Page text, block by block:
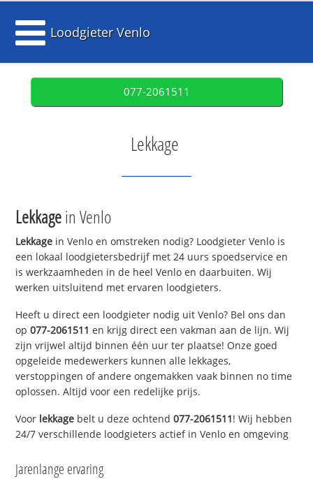
Loodgieter Venlo
077-2061511
Lekkage
Lekkagein Venlo
Lekkage in Venlo en omstreken nodig? Loodgieter Venlo is
een lokaal loodgietersbedrijf met 24 uurs spoedservice en
is werkzaamheden in de heel Venlo en daarbuiten. Wij
werken uitsluitend met ervaren loodgieters.
Heeft u direct een loodgieter nodig uit Venlo? Bel ons dan
op077-2061511 en krijg direct een vakman aan de lijn. Wij
zijn vrijwel altijd binnen één uur ter plaatse! Onze goed
opgeleide medewerkers kunnen alle lekkages,
verstoppingen of andere ongemakken vaak binnen no time
oplossen. Altijd voor een redelijke prijs.
Voor lekkage belt u deze ochtend077-2061511! Wij hebben
24/7 verschillende loodgieters actief in Venlo en omgeving
Jarenlange ervaring